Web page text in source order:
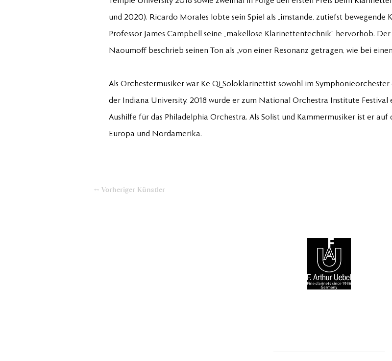
und 2020). Ricardo Morales lobte sein Spiel als „imstande, zutiefst bewegende
Professor James Campbell seine „makellose Klarinettentechnik“ hervorhob.
Naoumoff beschrieb seinen Ton als „von einer Resonanz getragen, wie bei
Als Orchestermusiker war Ke Qi Soloklarinettist sowohl im
der Indiana University. 2018 wurde er zum National Orchestra Institute Festival
Aushilfe für das Philadelphia Orchestra. Als Solist und Kammermusiker ist er
Europa und Nordamerika.
← Vorheriger Künstler